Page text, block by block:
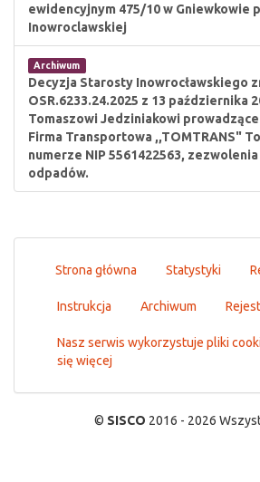
ewidencyjnym 475/10 w Gniewkowie
Inowroclawskiej
Archiwum
Decyzja Starosty Inowrocławskiego
OSR.6233.24.2025 z 13 października
Tomaszowi Jedziniakowi
Firma Transportowa ,,TOMTRANS"
numerze NIP 5561422563,
odpadów.
Strona główna Statystyki
Instrukcja Archiwum
Nasz serwis wykorzystuje pliki
się więcej
© SISCO 2016 - 2026